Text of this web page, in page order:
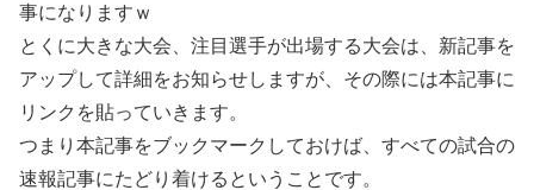
事になりますｗ
とくに大きな大会、注目選手が出場する大会は、新記事を
アップして詳細をお知らせしますが、その際には本記事に
リンクを貼っていきます。
つまり本記事をブックマークしておけば、すべての試合の
速報記事にたどり着けるということです。